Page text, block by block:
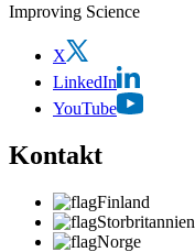
Improving Science
X
LinkedIn
YouTube
Kontakt
Finland
Storbritannien
Norge